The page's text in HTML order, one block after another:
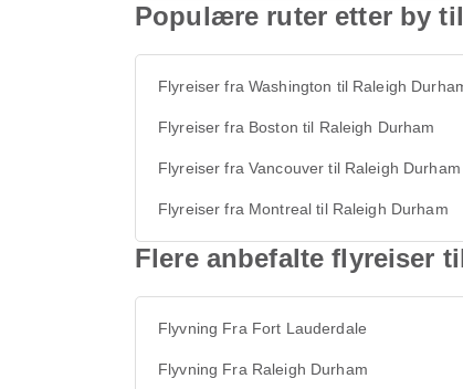
Populære ruter etter by
Flyreiser fra Washington til Raleigh
Flyreiser fra Boston til Raleigh Durham
Flyreiser fra Vancouver til Raleigh Durham
Flyreiser fra Montreal til Raleigh Durham
Flere anbefalte flyreiser
Flyvning Fra Fort Lauderdale
Flyvning Fra Raleigh Durham